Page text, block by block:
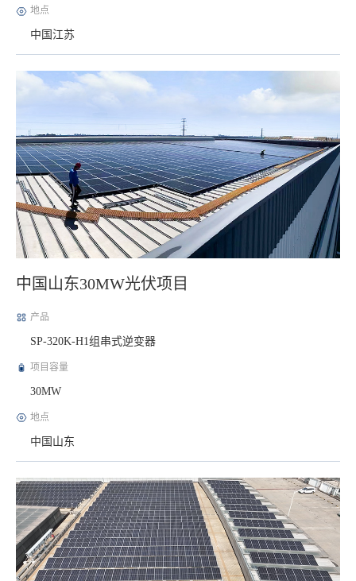
地点
中国江苏
中国山东30MW光伏项目
产品
SP-320K-H1组串式逆变器
项目容量
30MW
地点
中国山东